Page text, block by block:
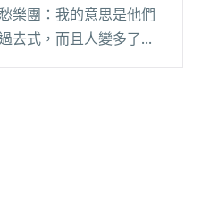
樂團：我的意思是他們
去式，而且人變多了，
在懷疑和困頓中多了一